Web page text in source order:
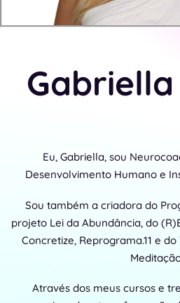
Eu, Gabriella, sou
Desenvolvimento Humano e
Sou também a criadora do
projeto Lei da Abundância, do
Concretize, Reprograma.11 e
Através dos meus cursos e